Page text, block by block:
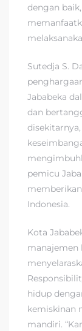
dengan
Sutedja S.
Jababeka
dan
pemicu
Indonesia.
Kota
manajemen
hidup
kemiskinan
mandiri.